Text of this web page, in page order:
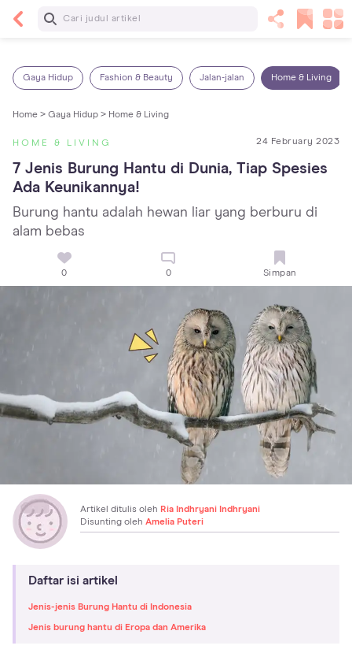
Baca Selanjutnya
Gaya Hidup Fashion & Beauty Jalan-jalan Home & Living
Home > Gaya Hidup > Home & Living
HOME & LIVING 24 February 2023
7 Jenis Burung Hantu di Dunia, Tiap Spesies
Ada Keunikannya!
Burung hantu adalah hewan liar yang berburu di
alam bebas
0 0 Simpan
Artikel ditulis oleh Ria Indhryani Indhryani
Disunting oleh Amelia Puteri
Daftar isi artikel
Jenis-jenis Burung Hantu di Indonesia
Jenis burung hantu di Eropa dan Amerika